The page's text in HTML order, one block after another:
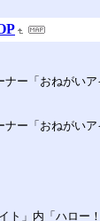
ー「おねがい
ー「おねがい
」内「ハロー